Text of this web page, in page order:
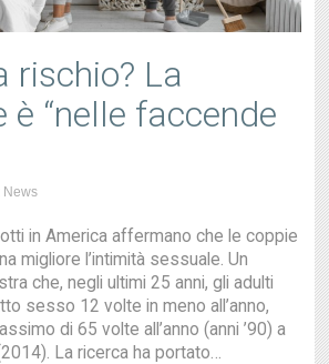
rischio? La
è “nelle faccende
News
in America affermano che le coppie
migliore l’intimità sessuale. Un
che, negli ultimi 25 anni, gli adulti
sesso 12 volte in meno all’anno,
di 65 volte all’anno (anni ’90) a
La ricerca ha portato…